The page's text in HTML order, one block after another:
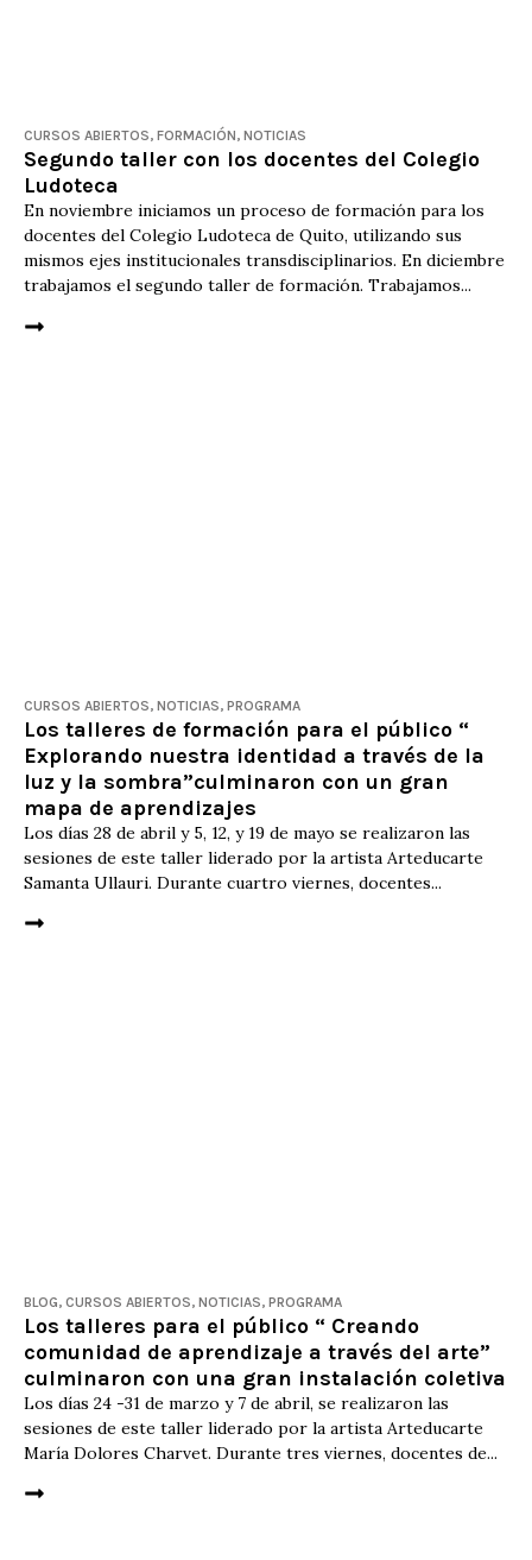
CURSOS ABIERTOS, FORMACIÓN, NOTICIAS
Segundo taller con los docentes del Colegio
Ludoteca
En noviembre iniciamos un proceso de formación para los
docentes del Colegio Ludoteca de Quito, utilizando sus
mismos ejes institucionales transdisciplinarios. En diciembre
trabajamos el segundo taller de formación. Trabajamos...
CURSOS ABIERTOS, NOTICIAS, PROGRAMA
Los talleres de formación para el público “
Explorando nuestra identidad a través de la
luz y la sombra”culminaron con un gran
mapa de aprendizajes
Los días 28 de abril y 5, 12, y 19 de mayo se realizaron las
sesiones de este taller liderado por la artista Arteducarte
Samanta Ullauri. Durante cuartro viernes, docentes...
BLOG, CURSOS ABIERTOS, NOTICIAS, PROGRAMA
Los talleres para el público “ Creando
comunidad de aprendizaje a través del arte”
culminaron con una gran instalación coletiva
Los días 24 -31 de marzo y 7 de abril, se realizaron las
sesiones de este taller liderado por la artista Arteducarte
María Dolores Charvet. Durante tres viernes, docentes de...